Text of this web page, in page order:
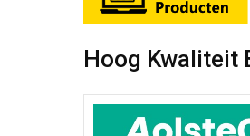
Hoog Kwaliteit